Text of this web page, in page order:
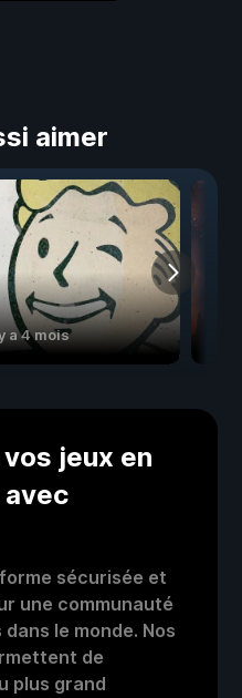
aimer
a 4 mois
jeux en
sécurisée et
une communauté
le monde. Nos
de
plus grand